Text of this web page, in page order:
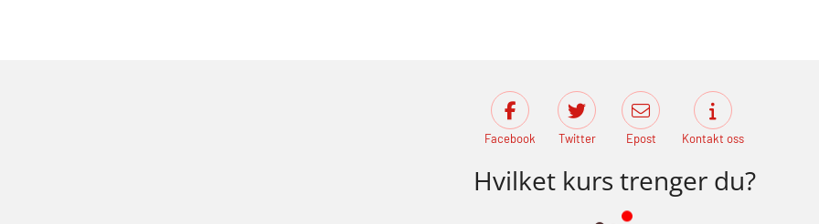
Facebook Twitter Epost Kontakt oss
Hvilket kurs trenger du?